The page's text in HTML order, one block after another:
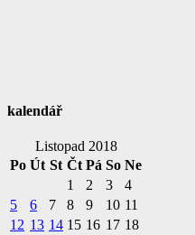
kalendář
Listopad 2018
Po Út St Čt Pá So Ne
1
2 3
4
5
6 7 8 9 10 11
12 13 14 15 16 17 18